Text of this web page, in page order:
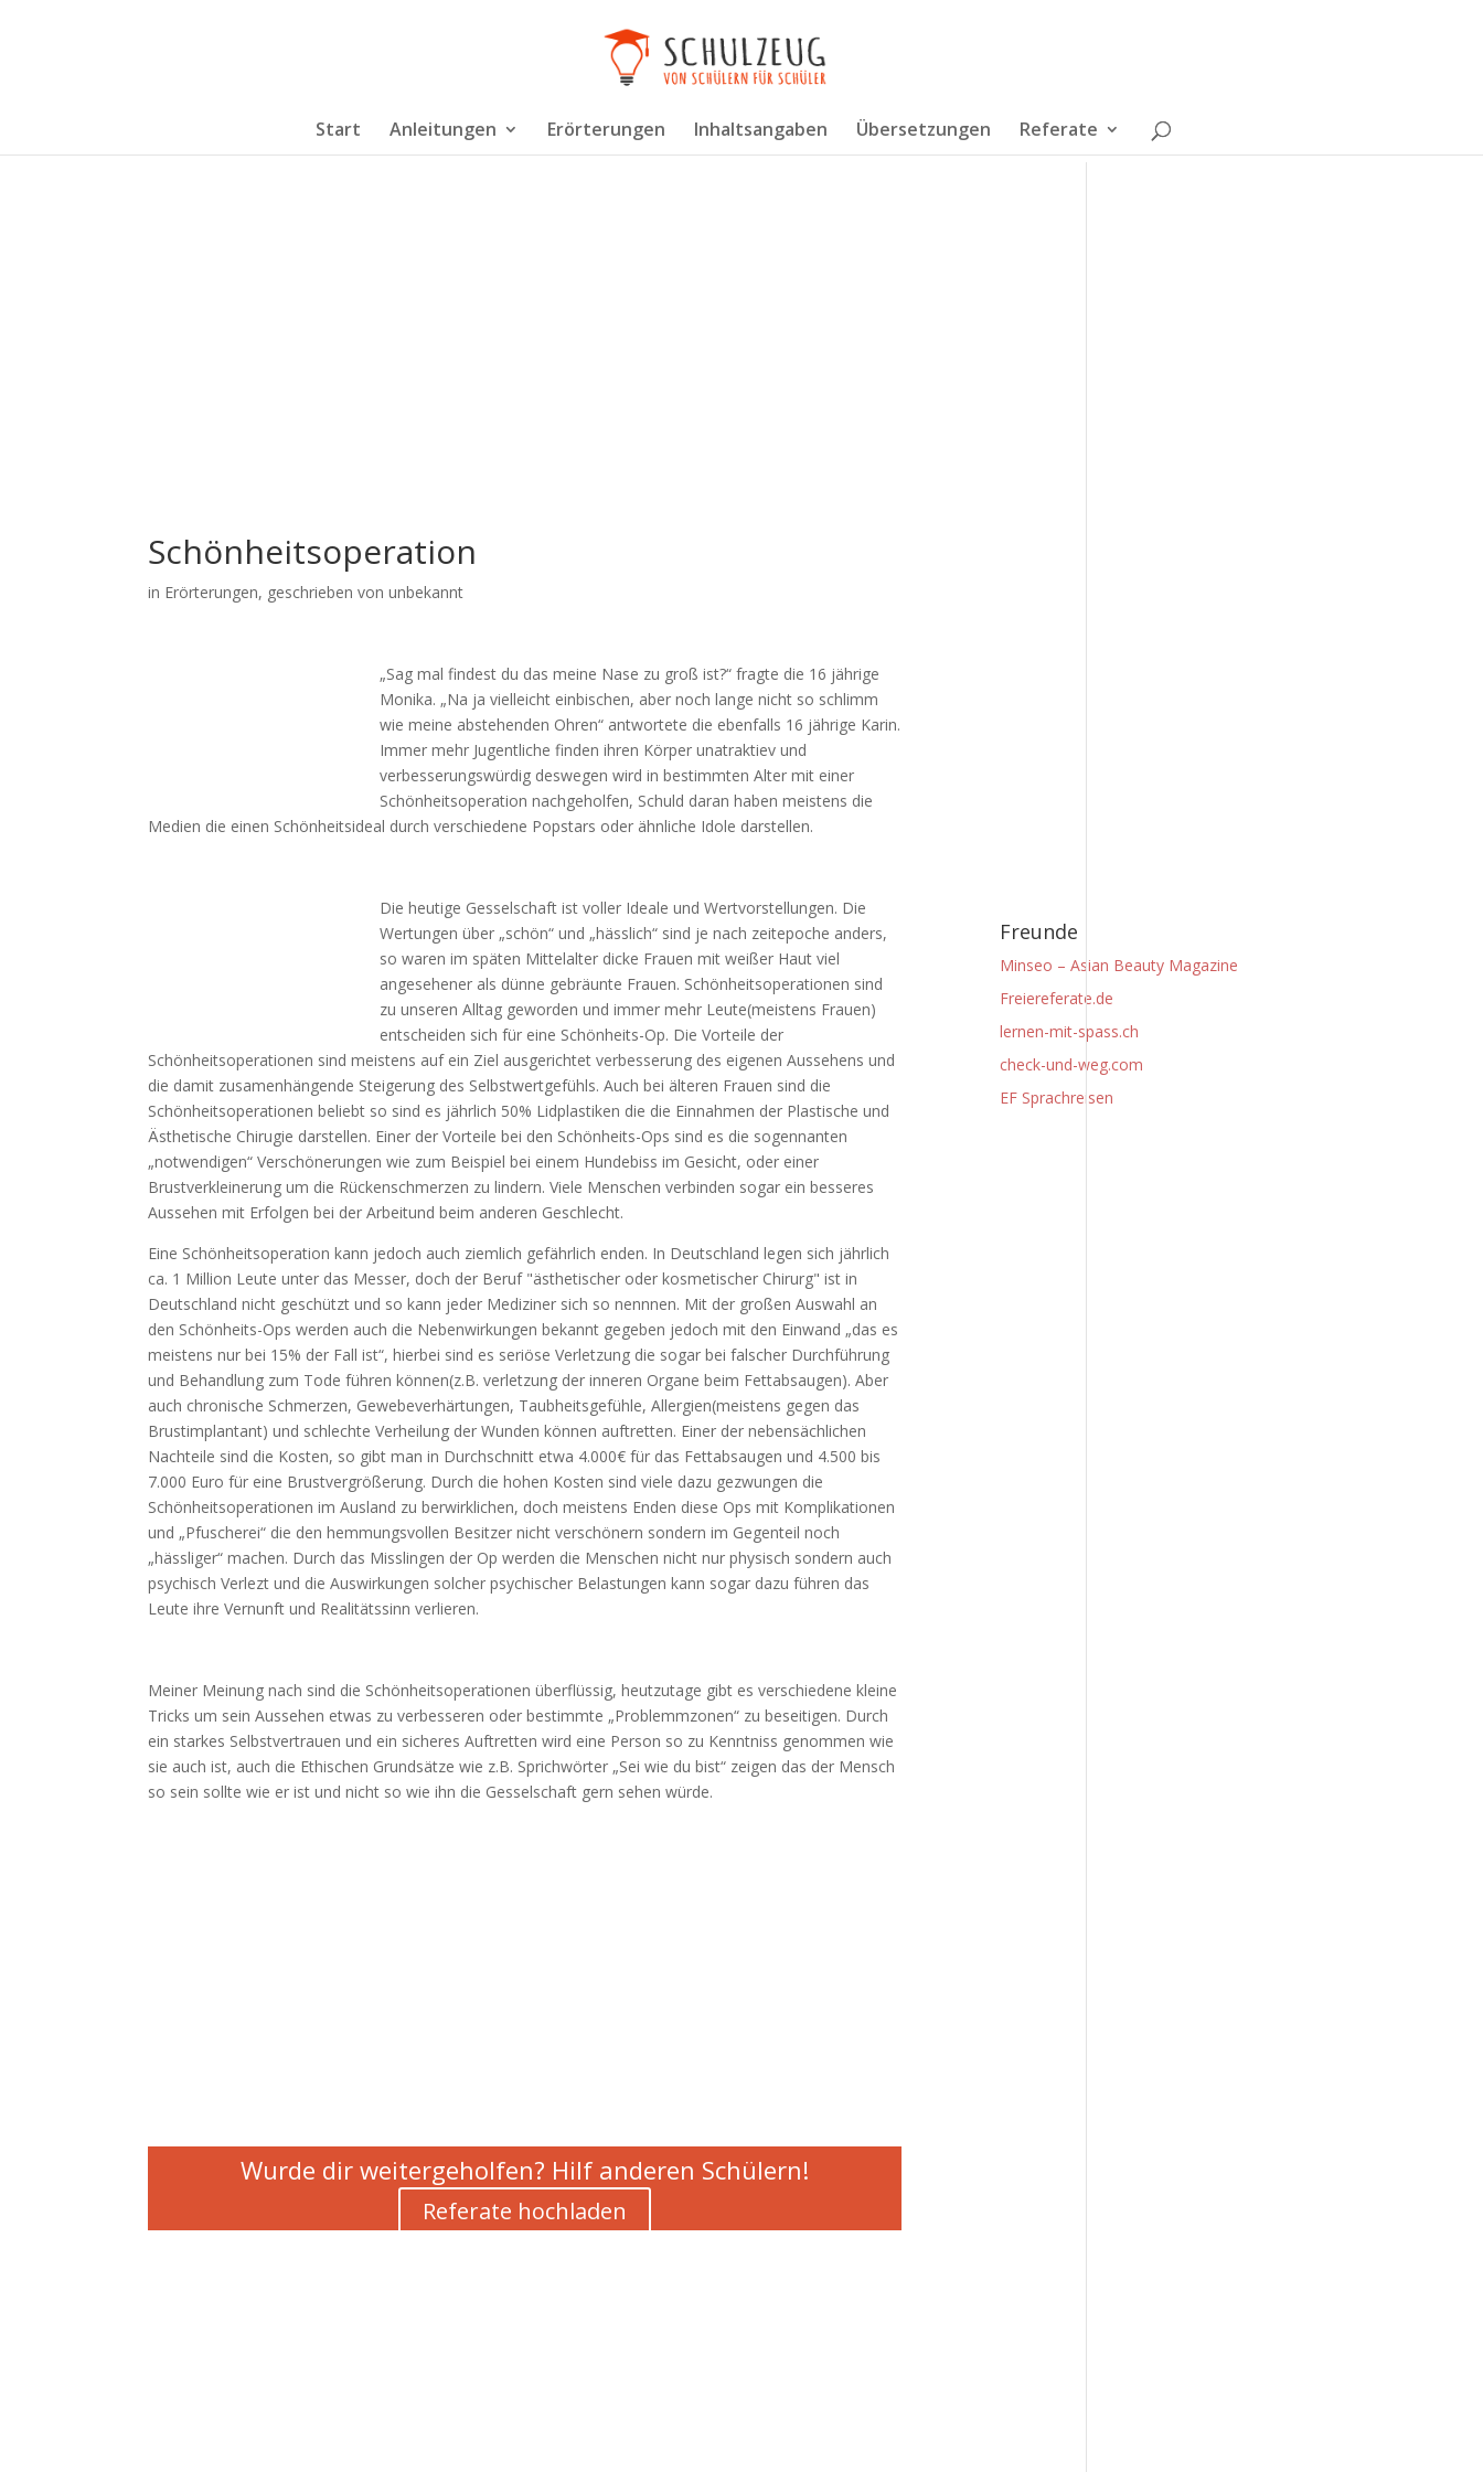
Start Anleitungen Erörterungen Inhaltsangaben Übersetzungen Referate
Schönheitsoperation
in Erörterungen, geschrieben von unbekannt
„Sag mal findest du das meine Nase zu groß ist?“ fragte die 16 jährige
Monika. „Na ja vielleicht einbischen, aber noch lange nicht so schlimm
wie meine abstehenden Ohren“ antwortete die ebenfalls 16 jährige Karin.
Immer mehr Jugentliche finden ihren Körper unatraktiev und
verbesserungswürdig deswegen wird in bestimmten Alter mit einer
Schönheitsoperation nachgeholfen, Schuld daran haben meistens die
Medien die einen Schönheitsideal durch verschiedene Popstars oder ähnliche Idole darstellen.
Die heutige Gesselschaft ist voller Ideale und Wertvorstellungen. Die
Wertungen über „schön“ und „hässlich“ sind je nach zeitepoche anders,
so waren im späten Mittelalter dicke Frauen mit weißer Haut viel
angesehener als dünne gebräunte Frauen. Schönheitsoperationen sind
zu unseren Alltag geworden und immer mehr Leute(meistens Frauen)
entscheiden sich für eine Schönheits-Op. Die Vorteile der
Schönheitsoperationen sind meistens auf ein Ziel ausgerichtet verbesserung des eigenen Aussehens und
die damit zusamenhängende Steigerung des Selbstwertgefühls. Auch bei älteren Frauen sind die
Schönheitsoperationen beliebt so sind es jährlich 50% Lidplastiken die die Einnahmen der Plastische und
Ästhetische Chirugie darstellen. Einer der Vorteile bei den Schönheits-Ops sind es die sogennanten
„notwendigen“ Verschönerungen wie zum Beispiel bei einem Hundebiss im Gesicht, oder einer
Brustverkleinerung um die Rückenschmerzen zu lindern. Viele Menschen verbinden sogar ein besseres
Aussehen mit Erfolgen bei der Arbeitund beim anderen Geschlecht.
Eine Schönheitsoperation kann jedoch auch ziemlich gefährlich enden. In Deutschland legen sich jährlich
ca. 1 Million Leute unter das Messer, doch der Beruf "ästhetischer oder kosmetischer Chirurg" ist in
Deutschland nicht geschützt und so kann jeder Mediziner sich so nennnen. Mit der großen Auswahl an
den Schönheits-Ops werden auch die Nebenwirkungen bekannt gegeben jedoch mit den Einwand „das es
meistens nur bei 15% der Fall ist“, hierbei sind es seriöse Verletzung die sogar bei falscher Durchführung
und Behandlung zum Tode führen können(z.B. verletzung der inneren Organe beim Fettabsaugen). Aber
auch chronische Schmerzen, Gewebeverhärtungen, Taubheitsgefühle, Allergien(meistens gegen das
Brustimplantant) und schlechte Verheilung der Wunden können auftretten. Einer der nebensächlichen
Nachteile sind die Kosten, so gibt man in Durchschnitt etwa 4.000€ für das Fettabsaugen und 4.500 bis
7.000 Euro für eine Brustvergrößerung. Durch die hohen Kosten sind viele dazu gezwungen die
Schönheitsoperationen im Ausland zu berwirklichen, doch meistens Enden diese Ops mit Komplikationen
und „Pfuscherei“ die den hemmungsvollen Besitzer nicht verschönern sondern im Gegenteil noch
„hässliger“ machen. Durch das Misslingen der Op werden die Menschen nicht nur physisch sondern auch
psychisch Verlezt und die Auswirkungen solcher psychischer Belastungen kann sogar dazu führen das
Leute ihre Vernunft und Realitätssinn verlieren.
Meiner Meinung nach sind die Schönheitsoperationen überflüssig, heutzutage gibt es verschiedene kleine
Tricks um sein Aussehen etwas zu verbesseren oder bestimmte „Problemmzonen“ zu beseitigen. Durch
ein starkes Selbstvertrauen und ein sicheres Auftretten wird eine Person so zu Kenntniss genommen wie
sie auch ist, auch die Ethischen Grundsätze wie z.B. Sprichwörter „Sei wie du bist“ zeigen das der Mensch
so sein sollte wie er ist und nicht so wie ihn die Gesselschaft gern sehen würde.
Wurde dir weitergeholfen? Hilf anderen Schülern!
Referate hochladen
Freunde
Minseo – Asian Beauty Magazine
Freiereferate.de
lernen-mit-spass.ch
check-und-weg.com
EF Sprachreisen